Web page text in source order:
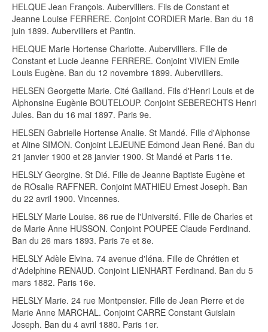
HELQUE Jean François. Aubervilliers. Fils de Constant et
Jeanne Louise FERRERE. Conjoint CORDIER Marie. Ban du 18
juin 1899. Aubervilliers et Pantin.
HELQUE Marie Hortense Charlotte. Aubervilliers. Fille de
Constant et Lucie Jeanne FERRERE. Conjoint VIVIEN Emile
Louis Eugène. Ban du 12 novembre 1899. Aubervilliers.
HELSEN Georgette Marie. Cité Gailland. Fils d'Henri Louis et de
Alphonsine Eugènie BOUTELOUP. Conjoint SEBERECHTS Henri
Jules. Ban du 16 mai 1897. Paris 9e.
HELSEN Gabrielle Hortense Analie. St Mandé. Fille d'Alphonse
et Aline SIMON. Conjoint LEJEUNE Edmond Jean René. Ban du
21 janvier 1900 et 28 janvier 1900. St Mandé et Paris 11e.
HELSLY Georgine. St Dié. Fille de Jeanne Baptiste Eugène et
de ROsalie RAFFNER. Conjoint MATHIEU Ernest Joseph. Ban
du 22 avril 1900. Vincennes.
HELSLY Marie Louise. 86 rue de l'Université. Fille de Charles et
de Marie Anne HUSSON. Conjoint POUPEE Claude Ferdinand.
Ban du 26 mars 1893. Paris 7e et 8e.
HELSLY Adèle Elvina. 74 avenue d'Iéna. Fille de Chrétien et
d'Adelphine RENAUD. Conjoint LIENHART Ferdinand. Ban du 5
mars 1882. Paris 16e.
HELSLY Marie. 24 rue Montpensier. Fille de Jean Pierre et de
Marie Anne MARCHAL. Conjoint CARRE Constant Guislain
Joseph. Ban du 4 avril 1880. Paris 1er.